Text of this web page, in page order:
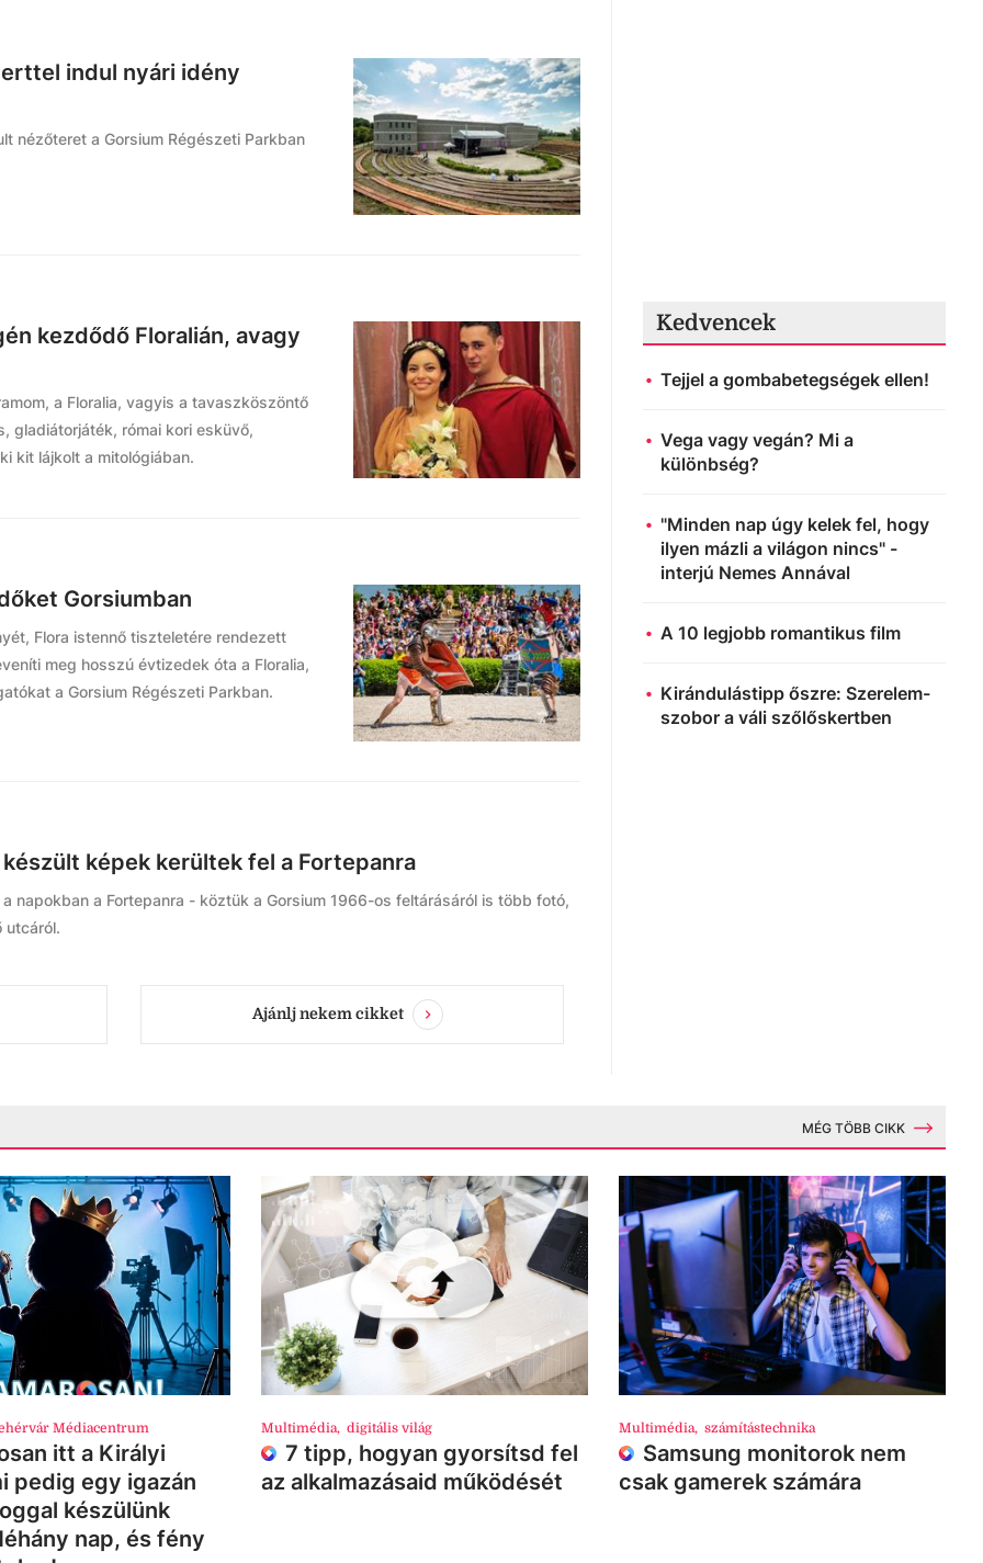
indul nyári idény
nézőteret a Gorsium Régészeti Parkban
kezdődő Floralián, avagy
a Floralia, vagyis a tavaszköszöntő
gladiátorjáték, római kori esküvő,
kit lájkolt a mitológiában.
Gorsiumban
Flora istennő tiszteletére rendezett
meg hosszú évtizedek óta a Floralia,
a Gorsium Régészeti Parkban.
képek kerültek fel a Fortepanra
napokban a Fortepanra - köztük a Gorsium 1966-os feltárásáról is több fotó,
utcáról.
Ajánlj nekem cikket
Kedvencek
Tejjel a gombabetegségek ellen!
Vega vagy vegán? Mi a
különbség?
"Minden nap úgy kelek fel, hogy
ilyen mázli a világon nincs" -
interjú Nemes Annával
A 10 legjobb romantikus film
Kirándulástipp őszre: Szerelem-
szobor a váli szőlőskertben
MÉG TÖBB CIKK
Médiacentrum
itt a Királyi
pedig egy igazán
készülünk
nap, és fény
Multimédia, digitális világ
7 tipp, hogyan gyorsítsd fel
az alkalmazásaid működését
Multimédia, számítástechnika
Samsung monitorok nem
csak gamerek számára